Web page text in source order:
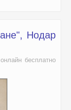
Нодар
бесплатно